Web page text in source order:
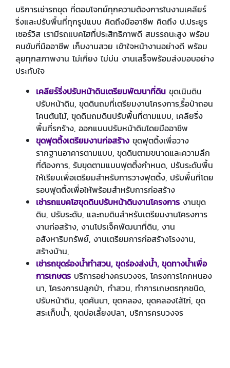
บริการเช่ารถขุด ที่ตอบโจทย์ทุกความต้องการในงานเคลียร์
ริ่งและปรับพื้นที่ทุกรูปแบบ คิดถึงมืออาชีพ คิดถึง ป.ประยูร
เซอร์วิส เรามีรถแบคโฮที่ประสิทธิภาพดี สมรรถนะสูง พร้อม
คนขับที่มืออาชีพ เก็บงานสวย เข้าใจหน้างานอย่างดี พร้อม
ลุยทุกสภาพงาน ไม่เกี่ยง ไม่บ่น งานเสร็จพร้อมส่งมอบอย่าง
ประทับใจ
เคลียร์ริ่งปรับหน้าดินเตรียมพัฒนาที่ดิน ขุดเนินดิน
ปรับหน้าดิน, ขุดดินถมที่เตรียมงานโครงการ,รื้อป่าถอน
โคนต้นไม้, ขุดดินถมดินปรับพื้นที่ตามแบบ, เคลียริ่ง
พื้นที่รกร้าง, ออกแบบปรับหน้าดินโดยมืออาชีพ
ขุดฟุตติ้งเตรียมงานก่อสร้าง ขุดฟุตติ้งเพื่อวาง
รากฐานอาคารตามแบบ, ขุดดินตามขนาดและความลึก
ที่ต้องการ, รับขุดตามแบบฟุตติ้งกำหนด, ปรับระดับพื้น
ให้เรียบเพื่อเตรียมสำหรับการวางฟุตติ้ง, ปรับพื้นที่โดย
รอบฟุตติ้งเพื่อให้พร้อมสำหรับการก่อสร้าง
เช่ารถแบคโฮขุดดินปรับหน้าดินงานโครงการ งานขุด
ดิน, ปรับระดับ, และถมดินสำหรับเตรียมงานโครงการ
งานก่อสร้าง, งานโปรเจ็คพัฒนาที่ดิน, งาน
อสังหาริมทรัพย์, งานเตรียมการก่อสร้างโรงงาน,
สร้างบ้าน,
เช่ารถขุดร่องน้ำทำสวน, ขุดร่องส่งน้ำ, ขุดทางน้ำเพื่อ
การเกษตร บริการอย่างครบวงจร, โครงการโคกหนอง
นา, โครงการปลูกป่า, ทำสวน, ทำการเกษตรทุกชนิด,
ปรับหน้าดิน, ขุดคันนา, ขุดคลอง, ขุดคลองไส้ไก่, ขุด
สระเก็บนํ้า, ขุดบ่อเลี้ยงปลา, บริการครบวงจร